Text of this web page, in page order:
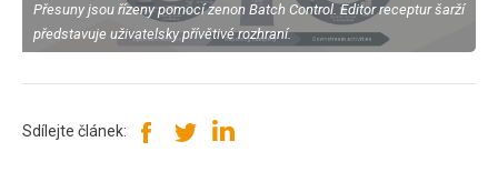
Přesuny jsou řízeny pomocí zenon Batch Control. Editor receptur šarží
představuje uživatelsky přívětivé rozhraní.
Sdílejte článek: